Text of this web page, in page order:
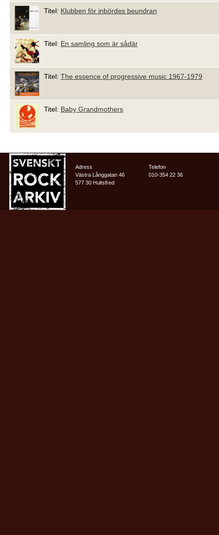
Titel: Klubben för inbördes beundran
Titel: En samling som är sådär
Titel: The essence of progressive music 1967-1979
Titel: Baby Grandmothers
Adress
Västra Långgatan 46
577 30 Hultsfred
Telefon
010-354 22 36